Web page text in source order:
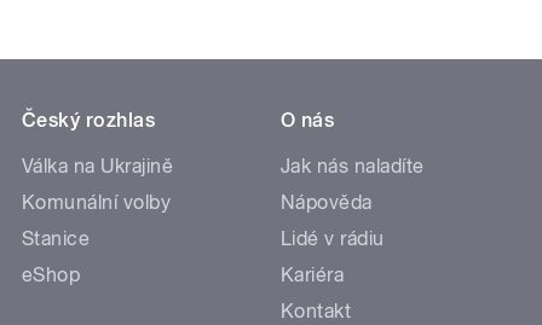
Český rozhlas
Válka na Ukrajině
Komunální volby
Stanice
eShop
O nás
Jak nás naladíte
Nápověda
Lidé v rádiu
Kariéra
Kontakt